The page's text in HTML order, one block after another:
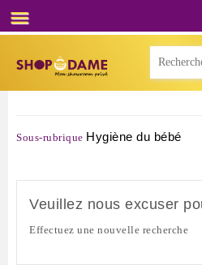

Sous-rubrique Hygiène du bébé
Veuillez nous excuser
Effectuez une nouvelle recherche